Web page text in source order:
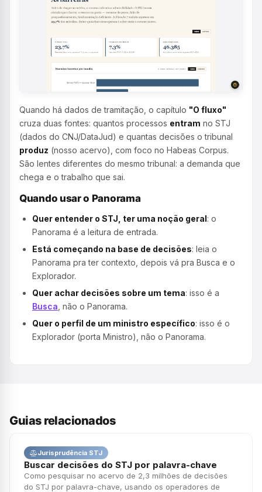
Quando há dados de tramitação, o capítulo "O fluxo"
cruza duas fontes: quantos processos entram no STJ
(dados do CNJ/DataJud) e quantas decisões o tribunal
produz (nosso acervo), com foco no Habeas Corpus.
São lentes diferentes do mesmo tribunal: a demanda que
chega e o trabalho que sai.
Quando usar o Panorama
Quer entender o STJ, ter uma noção geral: o
Panorama é a leitura de entrada.
Está começando na base de decisões: leia o
Panorama pra ter contexto, depois vá pra Busca e o
Explorador.
Quer achar decisões sobre um tema: isso é a
Busca , não o Panorama.
Quer o perfil de um ministro específico: isso é o
Explorador (porta Ministro), não o Panorama.
Guias relacionados
Jurisprudência STJ
Buscar decisões do STJ por palavra-chave
Como pesquisar no acervo de 2,3 milhões de decisões
do STJ por palavra-chave, usando os operadores de